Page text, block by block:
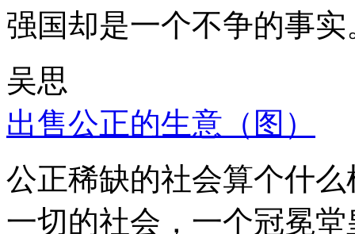
强国却是一个不争的事实
吴思
出售公正的生意（图）
公正稀缺的社会算个什
一切的社会，一个冠冕